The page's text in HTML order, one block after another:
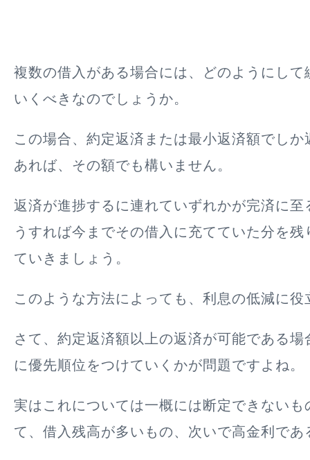
複数の借入がある場合には、どのようにして
いくべきなのでしょうか。
この場合、約定返済または最小返済額でし
あれば、その額でも構いません。
返済が進捗するに連れていずれかが完済に至
うすれば今までその借入に充てていた分を
ていきましょう。
このような方法によっても、利息の低減に役
さて、約定返済額以上の返済が可能である
に優先順位をつけていくかが問題ですよね。
実はこれについては一概には断定できないも
て、借入残高が多いもの、次いで高金利であ